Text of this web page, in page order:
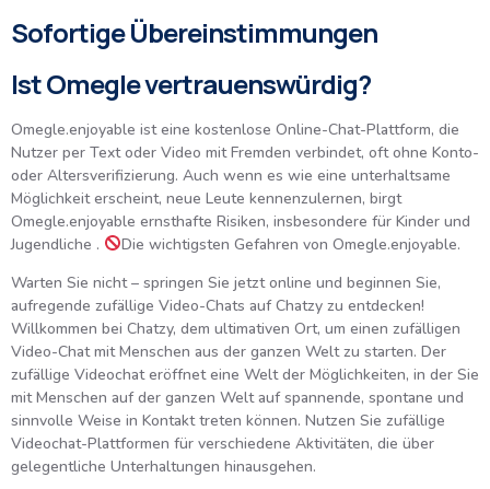
Sofortige Übereinstimmungen
Ist Omegle vertrauenswürdig?
Omegle.enjoyable ist eine kostenlose Online-Chat-Plattform, die
Nutzer per Text oder Video mit Fremden verbindet, oft ohne Konto-
oder Altersverifizierung. Auch wenn es wie eine unterhaltsame
Möglichkeit erscheint, neue Leute kennenzulernen, birgt
Omegle.enjoyable ernsthafte Risiken, insbesondere für Kinder und
Jugendliche .
Die wichtigsten Gefahren von Omegle.enjoyable.
Warten Sie nicht – springen Sie jetzt online und beginnen Sie,
aufregende zufällige Video-Chats auf Chatzy zu entdecken!
Willkommen bei Chatzy, dem ultimativen Ort, um einen zufälligen
Video-Chat mit Menschen aus der ganzen Welt zu starten. Der
zufällige Videochat eröffnet eine Welt der Möglichkeiten, in der Sie
mit Menschen auf der ganzen Welt auf spannende, spontane und
sinnvolle Weise in Kontakt treten können. Nutzen Sie zufällige
Videochat-Plattformen für verschiedene Aktivitäten, die über
gelegentliche Unterhaltungen hinausgehen.